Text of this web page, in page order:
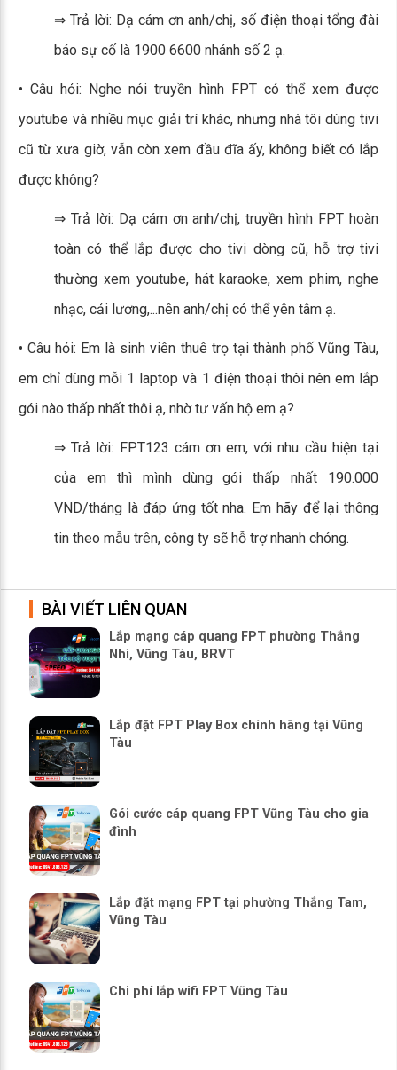
⇒ Trả lời: Dạ cám ơn anh/chị, số điện thoại tổng đài
báo sự cố là 1900 6600 nhánh số 2 ạ.
• Câu hỏi: Nghe nói truyền hình FPT có thể xem được
youtube và nhiều mục giải trí khác, nhưng nhà tôi dùng tivi
cũ từ xưa giờ, vẫn còn xem đầu đĩa ấy, không biết có lắp
được không?
⇒ Trả lời: Dạ cám ơn anh/chị, truyền hình FPT hoàn
toàn có thể lắp được cho tivi dòng cũ, hỗ trợ tivi
thường xem youtube, hát karaoke, xem phim, nghe
nhạc, cải lương,...nên anh/chị có thể yên tâm ạ.
• Câu hỏi: Em là sinh viên thuê trọ tại thành phố Vũng Tàu,
em chỉ dùng mỗi 1 laptop và 1 điện thoại thôi nên em lắp
gói nào thấp nhất thôi ạ, nhờ tư vấn hộ em ạ?
⇒ Trả lời: FPT123 cám ơn em, với nhu cầu hiện tại
của em thì mình dùng gói thấp nhất 190.000
VND/tháng là đáp ứng tốt nha. Em hãy để lại thông
tin theo mẫu trên, công ty sẽ hỗ trợ nhanh chóng.
BÀI VIẾT LIÊN QUAN
Lắp mạng cáp quang FPT phường Thắng
Nhì, Vũng Tàu, BRVT
Lắp đặt FPT Play Box chính hãng tại Vũng
Tàu
Gói cước cáp quang FPT Vũng Tàu cho gia
đình
Lắp đặt mạng FPT tại phường Thắng Tam,
Vũng Tàu
Chi phí lắp wifi FPT Vũng Tàu